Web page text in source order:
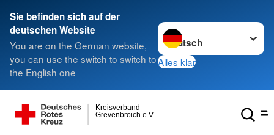
Sie befinden sich auf der
deutschen Website
You are on the German website,
you can use the switch to switch to
the English one
Sprache wechseln zu
Alles klar
Grevenbroich e.V.
Kreisverband